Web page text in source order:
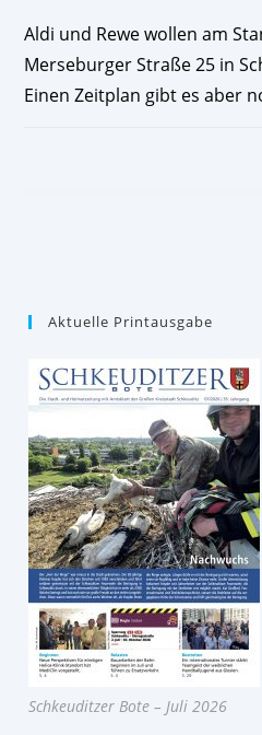
Aldi und Rewe wollen am
Merseburger Straße 25 in
Einen Zeitplan gibt es aber
Aktuelle Printausgabe
Schkeuditzer Bote – Juli 2026